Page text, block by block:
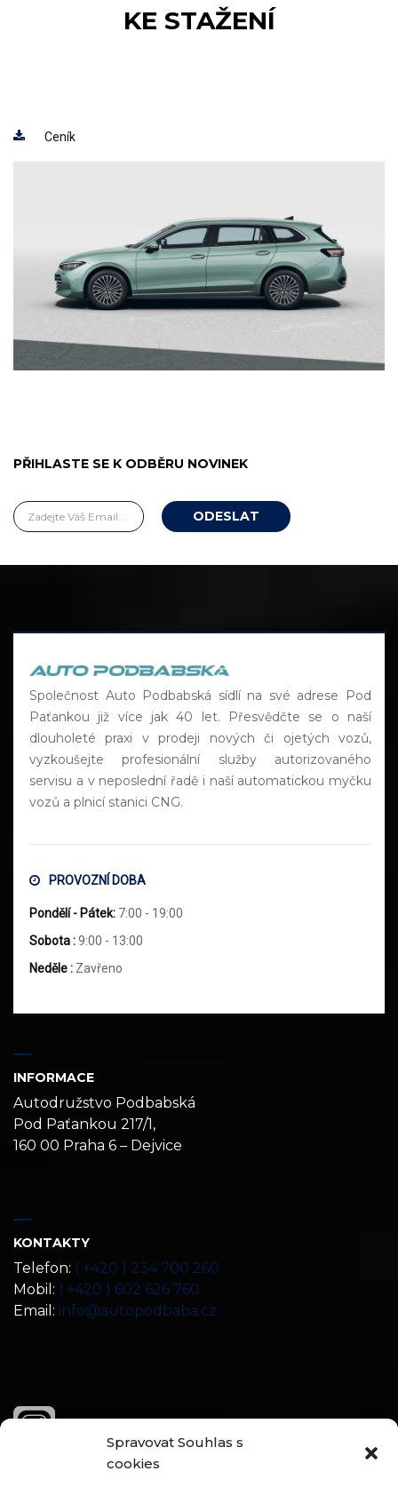
Spravovat Souhlas s
cookies
KE STAŽENÍ
Ceník
PŘIHLASTE SE K ODBĚRU NOVINEK
Společnost Auto Podbabská sídlí na své adrese Pod
Paťankou již více jak 40 let. Přesvědčte se o naší
dlouholeté praxi v prodeji nových či ojetých vozů,
vyzkoušejte profesionální služby autorizovaného
servisu a v neposlední řadě i naší automatickou myčku
vozů a plnicí stanici CNG.
PROVOZNÍ DOBA
Pondělí - Pátek: 7:00 - 19:00
Sobota :9:00 - 13:00
Neděle : Zavřeno
INFORMACE
Autodružstvo Podbabská
Pod Paťankou 217/1,
160 00 Praha 6 – Dejvice
KONTAKTY
Telefon: ( +420 ) 234 700 260
Mobil: ( +420 ) 602 626 760
Email: info@autopodbaba.cz